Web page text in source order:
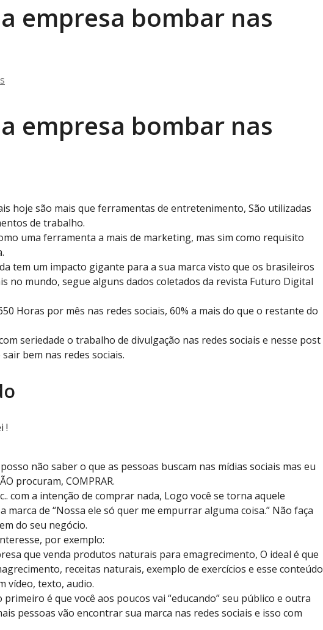
empresa bombar nas
empresa bombar nas
hoje são mais que ferramentas de entretenimento, São utilizadas
de trabalho.
uma ferramenta a mais de marketing, mas sim como requisito
tem um impacto gigante para a sua marca visto que os brasileiros
no mundo, segue alguns dados coletados da revista Futuro Digital
Horas por mês nas redes sociais, 60% a mais do que o restante do
seriedade o trabalho de divulgação nas redes sociais e nesse post
bem nas redes sociais.
!
não saber o que as pessoas buscam nas mídias sociais mas eu
procuram, COMPRAR.
com a intenção de comprar nada, Logo você se torna aquele
marca de “Nossa ele só quer me empurrar alguma coisa.” Não faça
do seu negócio.
por exemplo:
que venda produtos naturais para emagrecimento, O ideal é que
receitas naturais, exemplo de exercícios e esse conteúdo
vídeo, texto, audio.
é que você aos poucos vai “educando” seu público e outra
pessoas vão encontrar sua marca nas redes sociais e isso com